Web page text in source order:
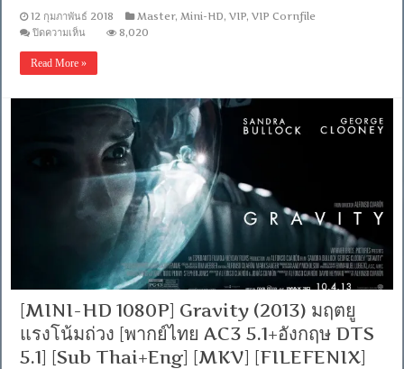
12 กุมภาพันธ์ 2018 Master,Mini-HD,VIP,VIP Cornfile
ปิดความเห็นบน
1080P]
Ghoul
(2017)
พันธุ์
[พากย์
ไทย
+
[บรรยาย
ไทย
+
อังกฤษ]
[MASTER]
[MKV]
[ONE2UP]
8,020
Read More »
[MINI-HD 1080P] Gravity (2013) มฤตยู
แรงโน้มถ่วง [พากย์ไทย AC3 5.1+อังกฤษ DTS
5.1] [Sub Thai+Eng] [MKV] [FILEFENIX]